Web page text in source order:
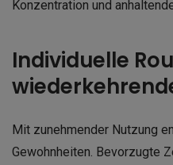
Konzentration und
Individuelle
Mit zunehmender Nutzung
Gewohnheiten. Bevorzugte